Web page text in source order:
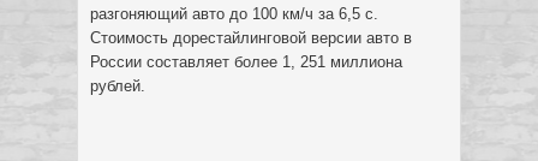
разгоняющий авто до 100 км/ч за 6,5 с.
Стоимость дорестайлинговой версии авто в
России составляет более 1, 251 миллиона
рублей.